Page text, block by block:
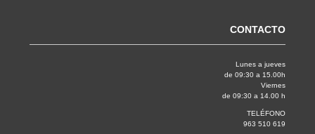
CONTACTO
Lunes a jueves
de 09:30 a 15.00h
Viernes
de 09:30 a 14.00 h
TELÉFONO
963 510 619